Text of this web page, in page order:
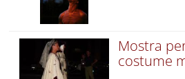
Mostra
costume